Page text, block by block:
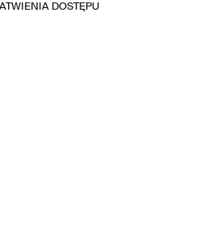
DOSTĘPU